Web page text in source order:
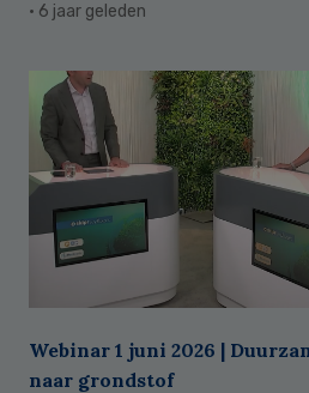
· 6 jaar geleden
Webinar 1 juni 2026 |
naar grondstof